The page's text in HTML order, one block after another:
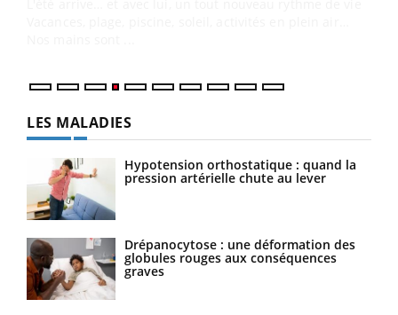
LES MALADIES
Hypotension orthostatique : quand la
pression artérielle chute au lever
Drépanocytose : une déformation des
globules rouges aux conséquences
graves